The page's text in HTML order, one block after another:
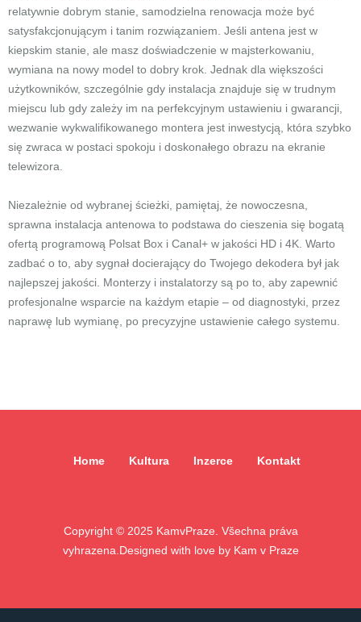
relatywnie dobrym stanie, samodzielna renowacja może być
satysfakcjonującym i tanim rozwiązaniem. Jeśli antena jest w
kiepskim stanie, ale masz doświadczenie w majsterkowaniu,
wymiana na nowy model to dobry krok. Jednak dla większości
użytkowników, szczególnie gdy instalacja znajduje się w trudnym
miejscu lub gdy zależy im na perfekcyjnym ustawieniu i gwarancji,
wezwanie wykwalifikowanego montera jest inwestycją, która szybko
się zwraca w postaci spokoju i doskonałego obrazu na ekranie
telewizora.
Niezależnie od wybranej ścieżki, pamiętaj, że nowoczesna,
sprawna instalacja antenowa to podstawa do cieszenia się bogatą
ofertą programową Polsat Box i Canal+ w jakości HD i 4K. Warto
zadbać o to, aby sygnał docierający do Twojego dekodera był jak
najlepszej jakości. Monterzy i instalatorzy są po to, aby zapewnić
profesjonalne wsparcie na każdym etapie – od diagnostyki, przez
naprawę lub wymianę, po precyzyjne ustawienie całego systemu.
Home Kultura Inzerce Kontakt
Copyright © 2025 KamvPraze. Všechna práva
vyhrazena. Designed with love by Kam v Praze